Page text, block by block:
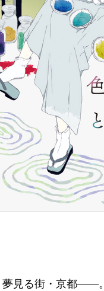
見る街・京都――。